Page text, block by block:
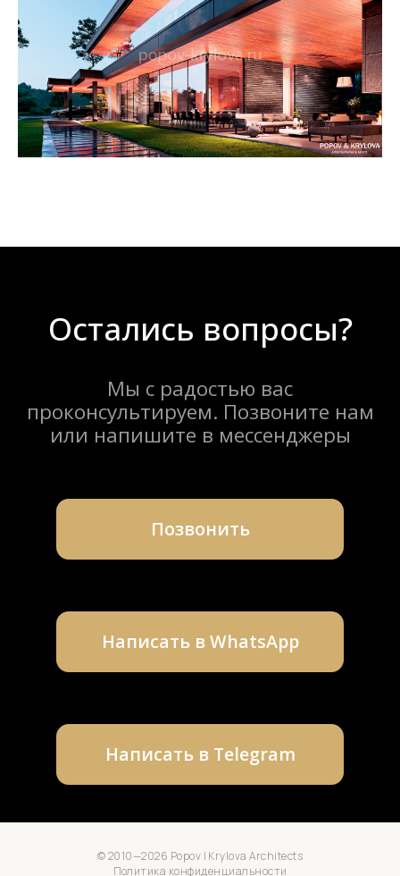
Позвонить
Написать в WhatsApp
© 2010—2026 Popov | Krylova Architects
Политика конфиденциальности